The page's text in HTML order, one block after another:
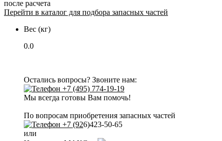
после расчета
Перейти в каталог для подбора запасных частей
Вес (кг)
0.0
Остались вопросы? Звоните нам:
+7 (495) 774-19-19
Мы всегда готовы Вам помочь!
По вопросам приобретения запасных частей
+7 (926)423-50-65
или